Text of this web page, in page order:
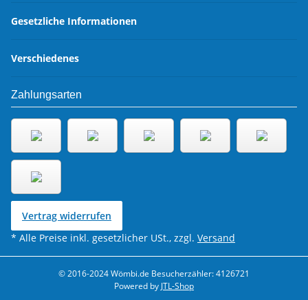
Gesetzliche Informationen
Verschiedenes
Zahlungsarten
Vertrag widerrufen
* Alle Preise inkl. gesetzlicher USt., zzgl. Versand
© 2016-2024 Wömbi.de Besucherzähler: 4126721
Powered by JTL-Shop